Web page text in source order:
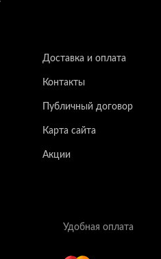
Доставка и оплата
Контакты
Публичный договор
Карта сайта
Акции
Удобная оплата